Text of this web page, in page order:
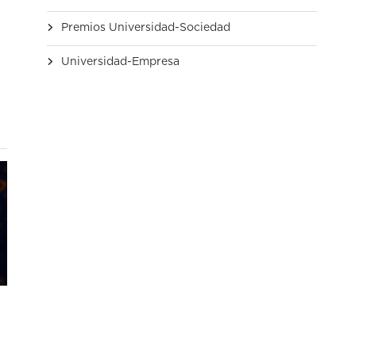
Premios Universidad-Sociedad
Universidad-Empresa